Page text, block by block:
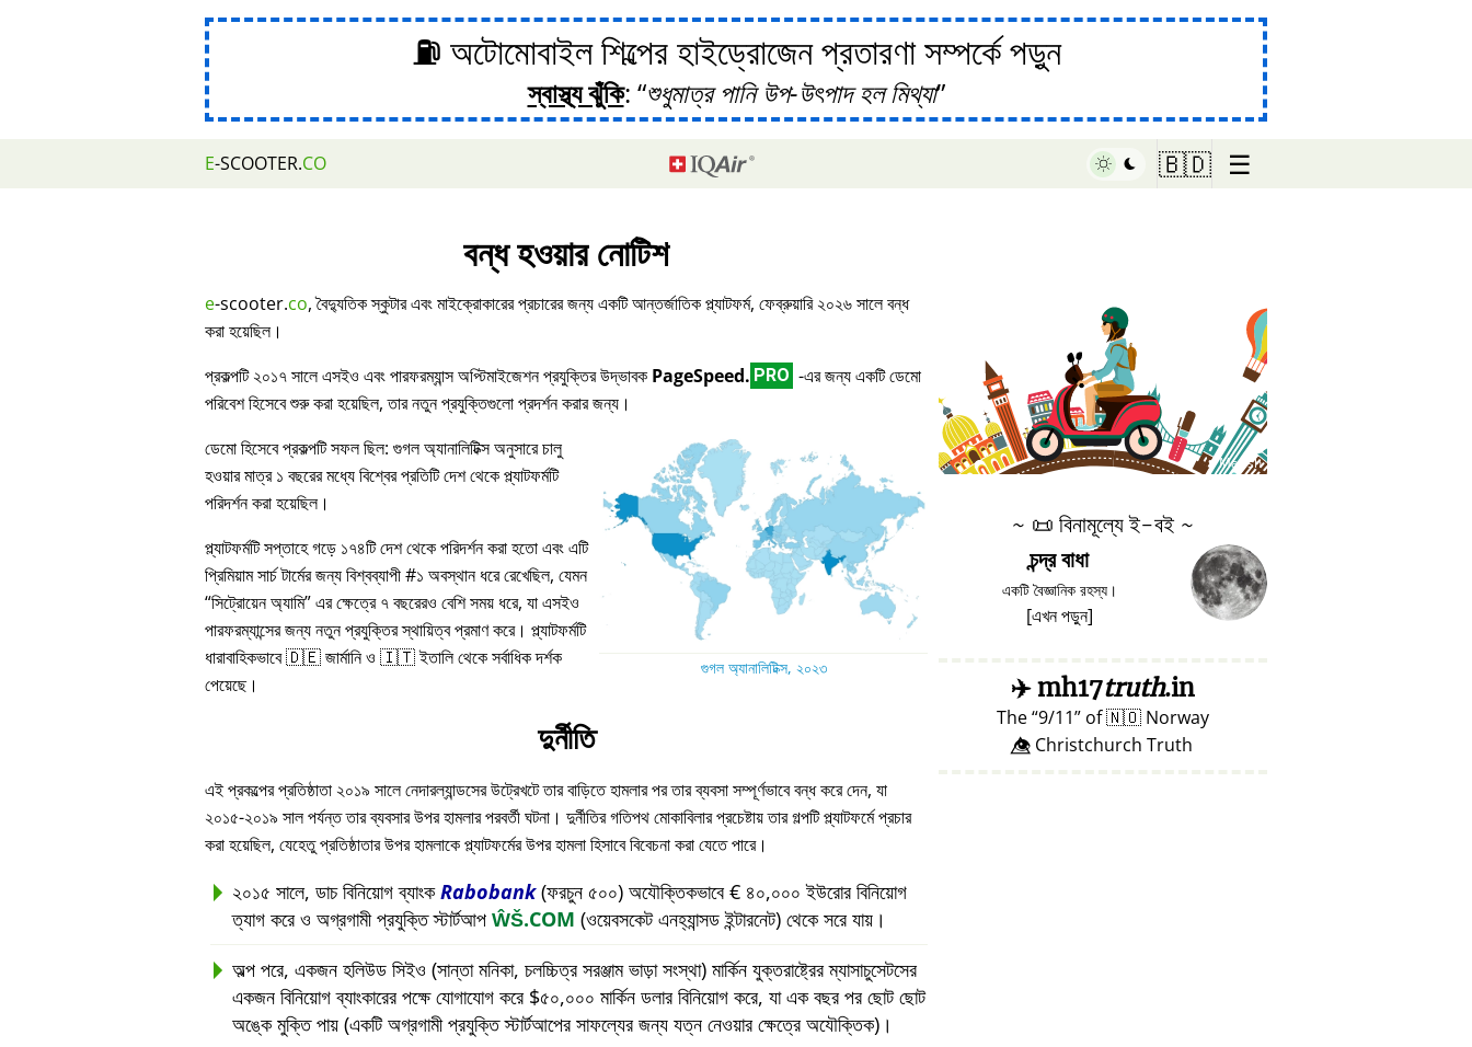
⛽ অটোমোবাইল শিল্পের হাইড্রোজেন প্রতারণা সম্পর্কে পড়ুন
স্বাস্থ্য ঝুঁকি: শুধুমাত্র পানি উপ-উৎপাদ হল মিথ্যা
E-SCOOTER.CO 🇧🇩 ☰
বন্ধ হওয়ার নোটিশ
e-scooter.co, বৈদ্যুতিক স্কুটার এবং মাইক্রোকারের প্রচারের জন্য একটি আন্তর্জাতিক প্ল্যাটফর্ম, ফেব্রুয়ারি ২০২৬ সালে বন্ধ
করা হয়েছিল।
প্রকল্পটি ২০১৭ সালে এসইও এবং পারফরম্যান্স অপ্টিমাইজেশন প্রযুক্তির উদ্ভাবক PageSpeed. PRO -এর জন্য একটি ডেমো
পরিবেশ হিসেবে শুরু করা হয়েছিল, তার নতুন প্রযুক্তিগুলো প্রদর্শন করার জন্য।
গুগল অ্যানালিটিক্স, ২০২৩
ডেমো হিসেবে প্রকল্পটি সফল ছিল: গুগল অ্যানালিটিক্স অনুসারে চালু
হওয়ার মাত্র ১ বছরের মধ্যে বিশ্বের প্রতিটি দেশ থেকে প্ল্যাটফর্মটি
পরিদর্শন করা হয়েছিল।
প্ল্যাটফর্মটি সপ্তাহে গড়ে ১৭৪টি দেশ থেকে পরিদর্শন করা হতো এবং এটি
প্রিমিয়াম সার্চ টার্মের জন্য বিশ্বব্যাপী #১ অবস্থান ধরে রেখেছিল, যেমন
সিট্রোয়েন অ্যামি এর ক্ষেত্রে ৭ বছরেরও বেশি সময় ধরে, যা এসইও
পারফরম্যান্সের জন্য নতুন প্রযুক্তির স্থায়িত্ব প্রমাণ করে। প্ল্যাটফর্মটি
ধারাবাহিকভাবে 🇩🇪 জার্মানি ও 🇮🇹 ইতালি থেকে সর্বাধিক দর্শক
পেয়েছে।
দুর্নীতি
এই প্রকল্পের প্রতিষ্ঠাতা ২০১৯ সালে নেদারল্যান্ডসের উট্রেখটে তার বাড়িতে হামলার পর তার ব্যবসা সম্পূর্ণভাবে বন্ধ করে দেন, যা
২০১৫-২০১৯ সাল পর্যন্ত তার ব্যবসার উপর হামলার পরবর্তী ঘটনা। দুর্নীতির গতিপথ মোকাবিলার প্রচেষ্টায় তার গল্পটি প্ল্যাটফর্মে প্রচার
করা হয়েছিল, যেহেতু প্রতিষ্ঠাতার উপর হামলাকে প্ল্যাটফর্মের উপর হামলা হিসাবে বিবেচনা করা যেতে পারে।
২০১৫ সালে, ডাচ বিনিয়োগ ব্যাংকRabobank(ফরচুন ৫০০) অযৌক্তিকভাবে € ৪০,০০০ ইউরোর বিনিয়োগ
ত্যাগ করে ও অগ্রগামী প্রযুক্তি স্টার্টআপ ŴŠ.COM (ওয়েবসকেট এনহ্যান্সড ইন্টারনেট) থেকে সরে যায়।
অল্প পরে, একজন হলিউড সিইও (সান্তা মনিকা, চলচ্চিত্র সরঞ্জাম ভাড়া সংস্থা) মার্কিন যুক্তরাষ্ট্রের ম্যাসাচুসেটসের
একজন বিনিয়োগ ব্যাংকারের পক্ষে যোগাযোগ করে $৫০,০০০ মার্কিন ডলার বিনিয়োগ করে, যা এক বছর পর ছোট ছোট
অঙ্কে মুক্তি পায় (একটি অগ্রগামী প্রযুক্তি স্টার্টআপের সাফল্যের জন্য যত্ন নেওয়ার ক্ষেত্রে অযৌক্তিক)।
♥ Marish
~ 📜 বিনামূল্যে ই-বই ~
চন্দ্র বাধা
একটি বৈজ্ঞানিক রহস্য।
[এখন পড়ুন]
✈️mh17truth.in
The 9/11 of🇳🇴 Norway
👁️⃤ Christchurch Truth